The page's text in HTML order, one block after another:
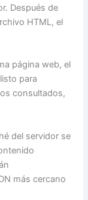
Después de
HTML, el
página web, el
para
consultados,
del servidor se
más cercano